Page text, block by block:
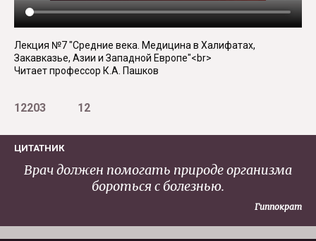
Лекция №7 "Средние века. Медицина в Халифатах,
Закавказье, Азии и Западной Европе"<br>
Читает профессор К.А. Пашков
12203 12
ЦИТАТНИК
Врач должен помогать природе организма
бороться с болезнью.
Гиппократ